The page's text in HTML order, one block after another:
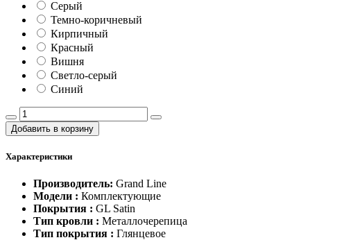
Серый
Темно-коричневый
Кирпичный
Красный
Вишня
Светло-серый
Синий
Добавить в корзину
Характеристики
Производитель: Grand Line
Модели : Комплектующие
Покрытия : GL Satin
Тип кровли : Металлочерепица
Тип покрытия : Глянцевое